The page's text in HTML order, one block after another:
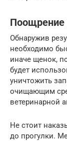
Поощрение
Обнаружив
необходимо
иначе щенок,
будет
уничтожить
очищающим
ветеринарной
Не стоит
до прогулки.